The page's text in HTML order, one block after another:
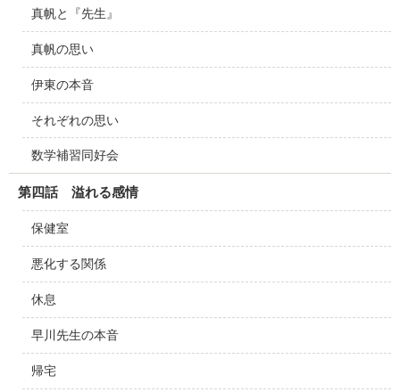
真帆と『先生』
真帆の思い
伊東の本音
それぞれの思い
数学補習同好会
第四話 溢れる感情
保健室
悪化する関係
休息
早川先生の本音
帰宅